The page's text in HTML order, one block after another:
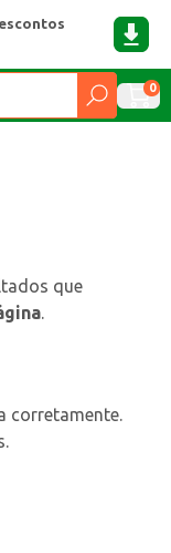
0
que
.
corretamente.